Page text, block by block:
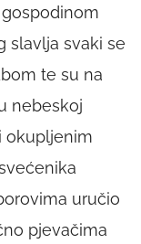
slavlja svaki se
te su na
nebeskoj
okupljenim
uručio
pjevačima